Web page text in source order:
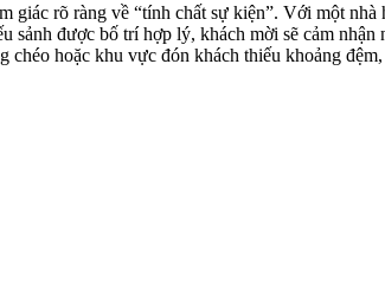
rõ ràng về “tính chất sự kiện”. Với một
được bố trí hợp lý, khách mời sẽ cảm
hoặc khu vực đón khách thiếu khoảng